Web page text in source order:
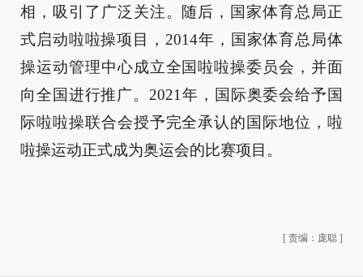
相，吸引了广泛关注。随后，国家体育总局正
式启动啦啦操项目，2014年，国家体育总局体
操运动管理中心成立全国啦啦操委员会，并面
向全国进行推广。2021年，国际奥委会给予国
际啦啦操联合会授予完全承认的国际地位，啦
啦操运动正式成为奥运会的比赛项目。
[ 责编：庞聪 ]